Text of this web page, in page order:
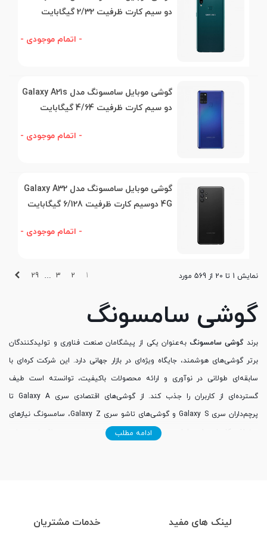
دو سیم کارت ظرفیت 2/32 گیگابایت
- اتمام موجودی -
گوشی موبایل سامسونگ مدل Galaxy A21s
دو سیم کارت ظرفیت 4/64 گیگابایت
- اتمام موجودی -
گوشی موبایل سامسونگ مدل Galaxy A32
4G دوسیم کارت ظرفیت 6/128 گیگابایت
- اتمام موجودی -
نمایش 1 تا 20 از 569 مورد 1
2
3
…
29
گوشی سامسونگ
برندگوشی سامسونگ به‌عنوان یکی از پیشگامان صنعت فناوری و تولیدکنندگان
برتر گوشی‌های هوشمند، جایگاه ویژه‌ای در بازار جهانی دارد. این شرکت کره‌ای با
سابقه‌ای طولانی در نوآوری و ارائه محصولات باکیفیت، توانسته است طیف
گسترده‌ای از کاربران را جذب کند. از گوشی‌های اقتصادی سری Galaxy A تا
پرچم‌داران سری Galaxy S و گوشی‌های تاشو سری Galaxy Z، سامسونگ نیازهای
مختلف کاربران را پوشش می‌دهد. در این مقاله، به بررسی تاریخچه برند،
تجاری مانند مواد غذایی و نساجی فعالیت می‌کرد. ورود به صنعت الکترونیک در
ادامه مطلب
لینک های مفید خدمات مشتریان